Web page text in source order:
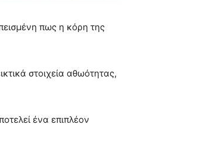
πως η κόρη της
στοιχεία αθωότητας,
ένα επιπλέον